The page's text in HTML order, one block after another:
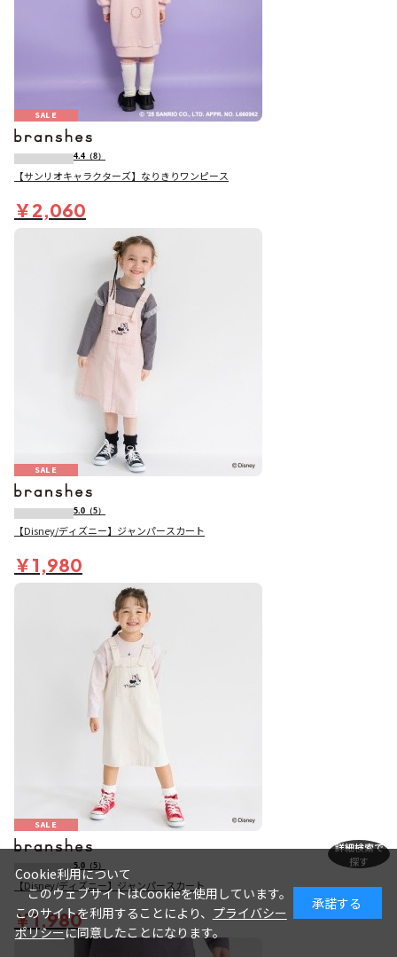
SALE
4.4 （8）
【サンリオキャラクターズ】なりきりワンピース
￥2,060
SALE
5.0 （5）
【Disney/ディズニー】ジャンパースカート
￥1,980
SALE
5.0 （5）
【Disney/ディズニー】ジャンパースカート
￥1,980
詳細検索で
探す
Cookie利用について
このウェブサイトはCookieを使用しています。
このサイトを利用することにより、 プライバシー
ポリシーに同意したことになります。
承諾する